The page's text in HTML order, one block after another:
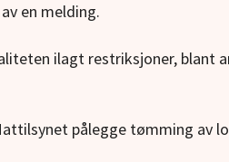
en melding.
ilagt restriksjoner,
pålegge tømming av